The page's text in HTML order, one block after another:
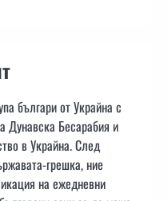
българи от Украйна с
Дунавска Бесарабия и
в Украйна. След
грешка, ние
на ежедневни